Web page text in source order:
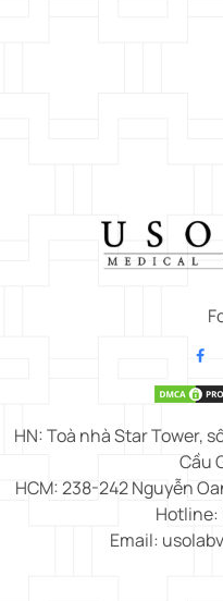
HN: Toà nhà Star Tower,
Cầu
HCM: 238-242 Nguyễn
Hotline:
Email: